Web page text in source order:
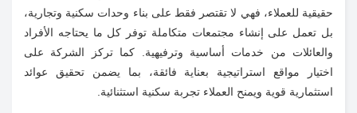
حقيقية للعملاء، فهي لا تقتصر فقط على بناء وحدات سكنية وتجارية،
بل تعمل على إنشاء مجتمعات متكاملة توفر كل ما يحتاجه الأفراد
والعائلات من خدمات أساسية وترفيهية. كما تركز الشركة على
اختيار مواقع استراتيجية بعناية فائقة، بما يضمن تحقيق عوائد
استثمارية قوية ويمنح العملاء تجربة سكنية استثنائية.